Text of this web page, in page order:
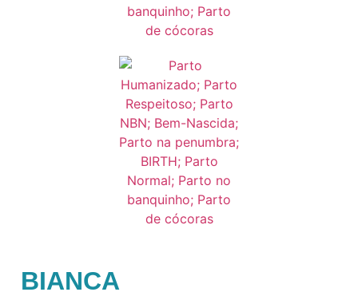
BIANCA